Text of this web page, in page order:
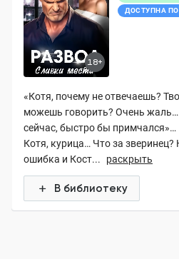
18+
ДОСТУПНА
«Котя, почему не отвечаешь?
можешь говорить? Очень
сейчас, быстро бы примчался»…
Котя, курица… Что за зверинец?
ошибка и Кост...
раскрыть
В библиотеку